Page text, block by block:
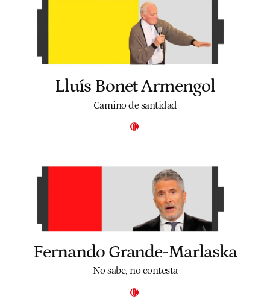
Lluís Bonet Armengol
Camino de santidad
Fernando Grande-Marlaska
No sabe, no contesta